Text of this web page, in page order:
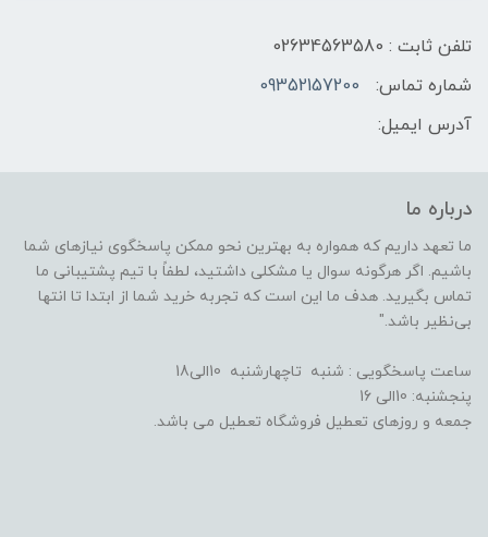
تلفن ثابت : 02634563580
شماره تماس:
09352157200
آدرس ایمیل:
درباره ما
ما تعهد داریم که همواره به بهترین نحو ممکن پاسخگوی نیازهای شما
باشیم. اگر هرگونه سوال یا مشکلی داشتید، لطفاً با تیم پشتیبانی ما
تماس بگیرید. هدف ما این است که تجربه خرید شما از ابتدا تا انتها
بی‌نظیر باشد."
ساعت پاسخگویی : شنبه تاچهارشنبه 10الی18
پنجشنبه: 10الی 16
جمعه و روزهای تعطیل فروشگاه تعطیل می باشد.